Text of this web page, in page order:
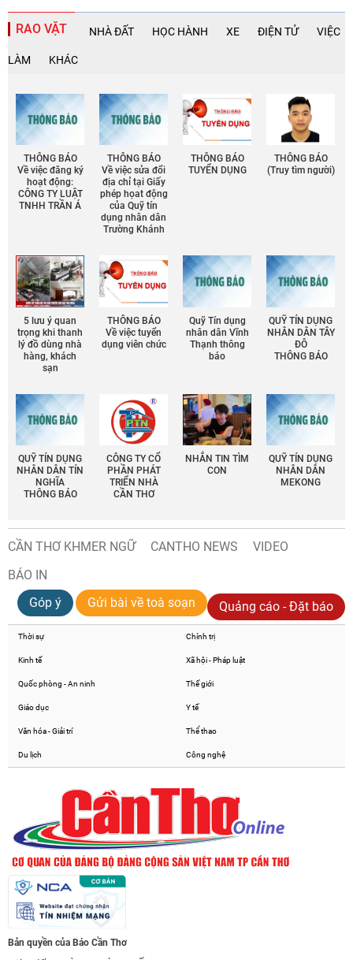
RAO VẶT NHÀ ĐẤT HỌC HÀNH XE ĐIỆN TỬ VIỆC
LÀM KHÁC
THÔNG BÁO
Về việc đăng ký
hoạt động:
CÔNG TY LUẬT
TNHH TRẦN Á
THÔNG BÁO
Về việc sửa đổi
địa chỉ tại Giấy
phép họat động
của Quỹ tín
dụng nhân dân
Trường Khánh
THÔNG BÁO
TUYỂN DỤNG
THÔNG BÁO
(Truy tìm người)
5 lưu ý quan
trọng khi thanh
lý đồ dùng nhà
hàng, khách
sạn
THÔNG BÁO
Về việc tuyển
dụng viên chức
Quỹ Tín dụng
nhân dân Vĩnh
Thạnh thông
báo
QUỸ TÍN DỤNG
NHÂN DÂN TÂY
ĐÔ
THÔNG BÁO
QUỸ TÍN DỤNG
NHÂN DÂN TÍN
NGHĨA
THÔNG BÁO
CÔNG TY CỔ
PHẦN PHÁT
TRIỂN NHÀ
CẦN THƠ
NHẮN TIN TÌM
CON
QUỸ TÍN DỤNG
NHÂN DÂN
MEKONG
CẦN THƠ KHMER NGỮ CANTHO NEWS
VIDEO
BÁO IN
Góp ý
Gửi bài về toà soạn Quảng cáo - Đặt báo
Thời sự Chính trị
Kinh tế Xã hội - Pháp luật
Quốc phòng - An ninh Thế giới
Giáo dục Y tế
Văn hóa - Giải trí Thể thao
Du lịch Công nghệ
Bản quyền của Báo Cần Thơ